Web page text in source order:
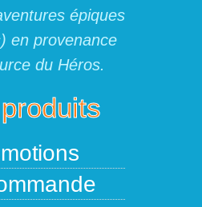
épiques
en provenance
du Héros.